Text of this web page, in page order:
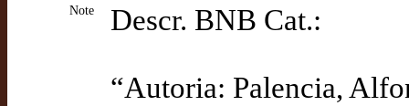
Note Descr. BNB Cat.:
“Autoria: Palencia,